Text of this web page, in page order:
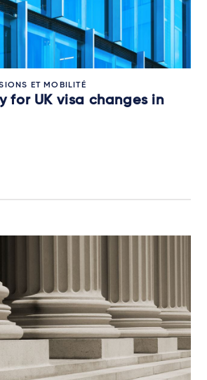
ET MOBILITÉ
for UK visa changes in